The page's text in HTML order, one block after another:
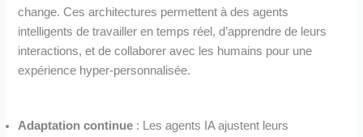
change. Ces architectures permettent à des agents
intelligents de travailler en temps réel, d’apprendre de leurs
interactions, et de collaborer avec les humains pour une
expérience hyper-personnalisée.
Adaptation continue : Les agents IA ajustent leurs